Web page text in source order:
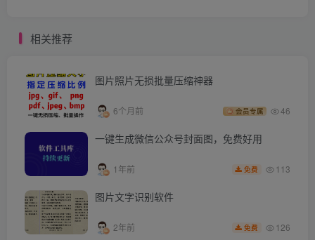
相关推荐
图片照片无损批量压缩神器
6个月前 会员专属 46
一键生成微信公众号封面图，免费好用
1年前 免费 113
图片文字识别软件
2年前 免费 126